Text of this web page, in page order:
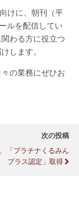
けに、朝刊（平
ルを配信してい
わる方に役立つ
します。
の業務にぜひお
次の投稿
「プラチナくるみん
プラス認定」取得